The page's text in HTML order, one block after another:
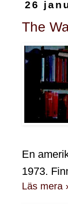
26
The
En
1973.
Läs mera